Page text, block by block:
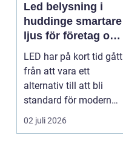
Led belysning i
huddinge smartare
ljus för företag och
fastigheter
LED har på kort tid gått
från att vara ett
alternativ till att bli
standard för modern
belysning. Fö...
02 juli 2026